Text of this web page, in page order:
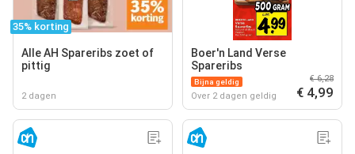
35% korting
Alle AH Spareribs zoet of
pittig
2 dagen
Boer'n Land Verse
Spareribs
Bijna geldig
Over 2 dagen geldig
€ 6,28
€ 4,99